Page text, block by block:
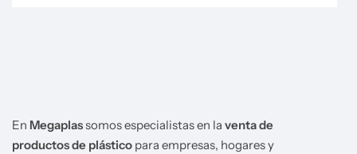
En Megaplassomos especialistas en la venta de
productos de plástico para empresas, hogares y